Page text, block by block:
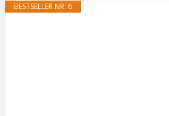
BESTSELLER NR. 6